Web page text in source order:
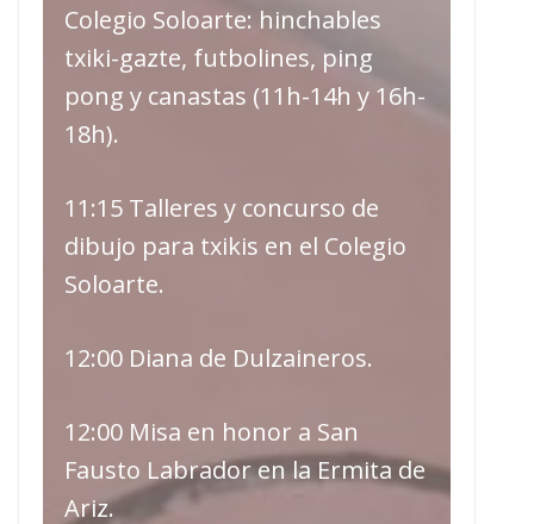
Colegio Soloarte: hinchables
txiki-gazte, futbolines, ping
pong y canastas (11h-14h y 16h-
18h).
11:15 Talleres y concurso de
dibujo para txikis en el Colegio
Soloarte.
12:00 Diana de Dulzaineros.
12:00 Misa en honor a San
Fausto Labrador en la Ermita de
Ariz.